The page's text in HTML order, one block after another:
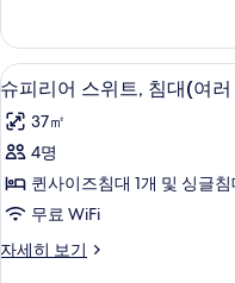
(여
러
개)
사
진
모
두
보
스
위
트,
침
대
(여
개)
자
히
슈
피
리
어
스
트,
8
슈피리어 스위트, 침대(여러
37㎡
4명
퀸사이즈침대 1개 및 싱글침
무료 WiFi
자세히 보기
슈